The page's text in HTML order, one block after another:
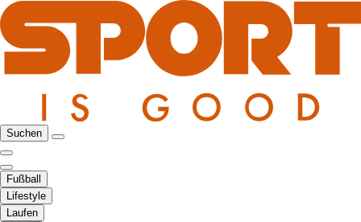
Suchen
Fußball
Lifestyle
Laufen